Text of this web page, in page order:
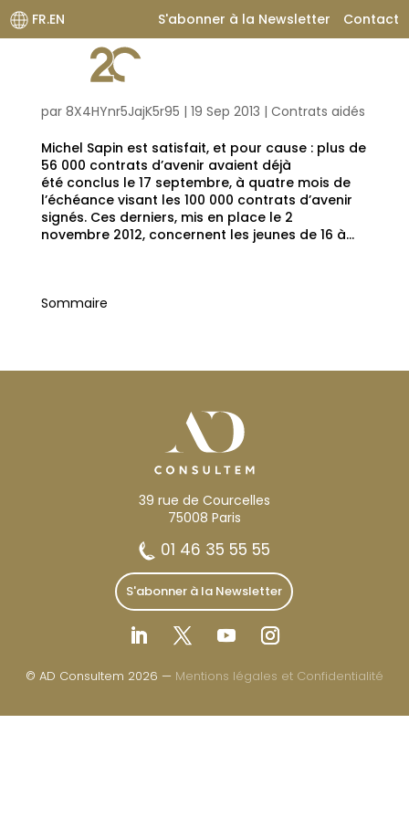
FR.EN S'abonner à la Newsletter Contact
par 8X4HYnr5JajK5r95 | 19 Sep 2013 | Contrats aidés
Michel Sapin est satisfait, et pour cause : plus de
56 000 contrats d’avenir avaient déjà
été conclus le 17 septembre, à quatre mois de
l’échéance visant les 100 000 contrats d’avenir
signés. Ces derniers, mis en place le 2
novembre 2012, concernent les jeunes de 16 à...
Sommaire
39 rue de Courcelles
75008 Paris
01 46 35 55 55
S'abonner à la Newsletter
© AD Consultem 2026 — Mentions légales et Confidentialité